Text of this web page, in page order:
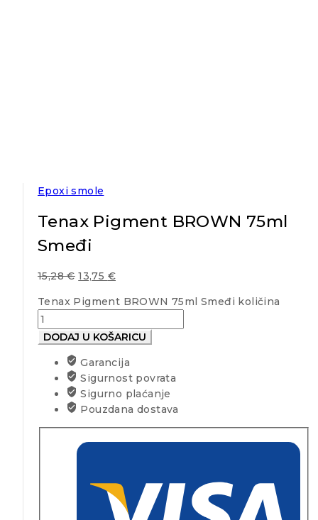
Epoxi smole
Tenax Pigment BROWN 75ml
Smeđi
15,28€ 13,75 €
Tenax Pigment BROWN 75ml Smeđi količina
DODAJ U KOŠARICU
Garancija
Sigurnost povrata
Sigurno plaćanje
Pouzdana dostava